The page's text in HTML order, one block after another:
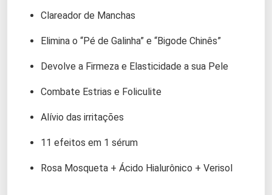
Clareador de Manchas
Elimina o “Pé de Galinha” e “Bigode Chinês”
Devolve a Firmeza e Elasticidade a sua Pele
Combate Estrias e Foliculite
Alívio das irritações
11 efeitos em 1 sérum
Rosa Mosqueta + Ácido Hialurônico + Verisol